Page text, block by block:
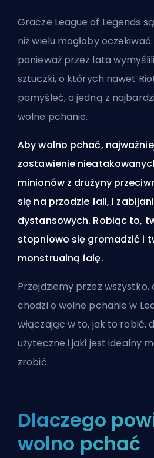
Gracze League of Legends
niż wielu mogłoby
ponieważ przez lata
sztuczki, o których nawet
pomyśleć, a jedną z
wolne pchanie.
Aby wolno pchać,
zostawienie
minionów z drużyny
się na przodzie fali, i
dystansowych. Robiąc to,
stopniowo się gromadzić i
monstrualną falę.
Przejdziemy przez wszystko,
chodzi o wolne pchanie w
włączając w to, jak to robić,
użyteczne i jaki jest idealny
zrobić.
Dlaczego
wolno pchać